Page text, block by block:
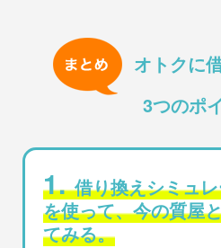
オトクに
3つのポ
1. 借り換えシミュ
を使って、今の質屋
てみる。